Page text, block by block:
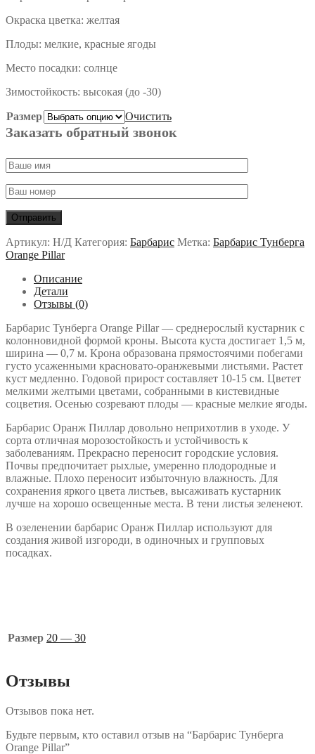
Окраска цветка: желтая
Плоды: мелкие, красные ягоды
Место посадки: солнце
Зимостойкость: высокая (до -30)
Размер Очистить
Заказать обратный звонок
Артикул: Н/Д Категория: Барбарис Метка: Барбарис Тунберга
Orange Pillar
Описание
Детали
Отзывы (0)
Барбарис Тунберга Orange Pillar — среднерослый кустарник с
колонновидной формой кроны. Высота куста достигает 1,5 м,
ширина — 0,7 м. Крона образована прямостоячими побегами
густо усаженными красновато-оранжевыми листьями. Растет
куст медленно. Годовой прирост составляет 10-15 см. Цветет
мелкими желтыми цветами, собранными в кистевидные
соцветия. Осенью созревают плоды — красные мелкие ягоды.
Барбарис Оранж Пиллар довольно неприхотлив в уходе. У
сорта отличная морозостойкость и устойчивость к
заболеваниям. Прекрасно переносит городские условия.
Почвы предпочитает рыхлые, умеренно плодородные и
влажные. Плохо переносит избыточную влажность. Для
сохранения яркого цвета листьев, высаживать кустарник
лучше на хорошо освещенные места. В тени листья зеленеют.
В озеленении барбарис Оранж Пиллар используют для
создания живой изгороди, в одиночных и групповых
посадках.
Размер 20 — 30
Отзывы
Отзывов пока нет.
Будьте первым, кто оставил отзыв на “Барбарис Тунберга
Orange Pillar”